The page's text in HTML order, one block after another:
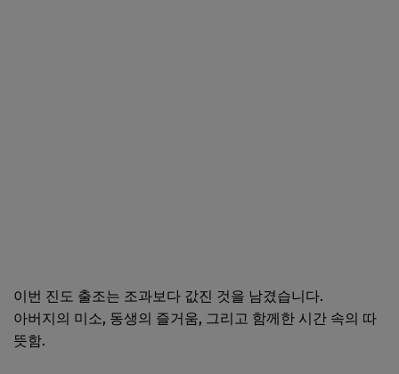
이번 진도 출조는 조과보다 값진 것을 남겼습니다.
아버지의 미소, 동생의 즐거움, 그리고 함께한 시간 속의 따
뜻함.